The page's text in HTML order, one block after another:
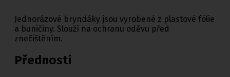
Jednorázové bryndáky jsou vyrobené z plastové fólie
a buničiny. Slouží na ochranu oděvu před
znečištěním.
Přednosti